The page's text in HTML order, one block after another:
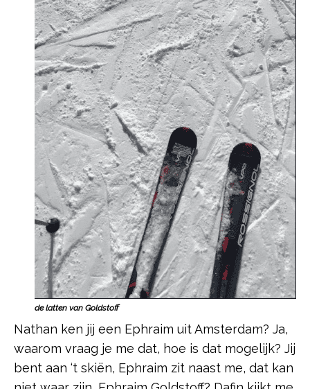
de latten van Goldstoff
Nathan ken jij een Ephraim uit Amsterdam? Ja,
waarom vraag je me dat, hoe is dat mogelijk? Jij
bent aan ‘t skiën, Ephraim zit naast me, dat kan